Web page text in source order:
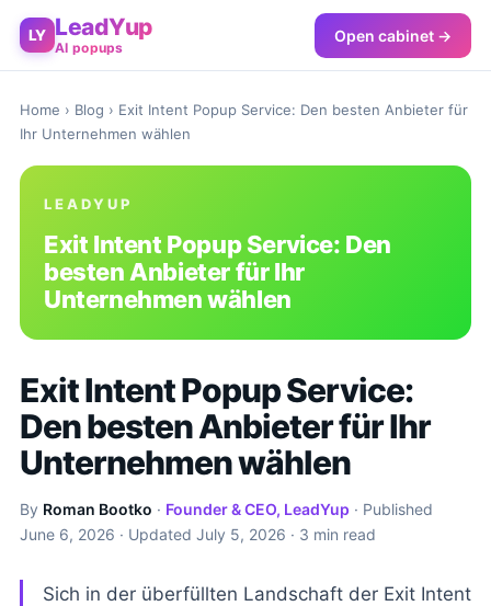
LY LeadYup
AI popups
Open cabinet →
Home › Blog › Exit Intent Popup Service: Den besten Anbieter für
Ihr Unternehmen wählen
LEADYUP
Exit Intent Popup Service: Den
besten Anbieter für Ihr
Unternehmen wählen
Exit Intent Popup Service:
Den besten Anbieter für Ihr
Unternehmen wählen
By Roman Bootko · Founder & CEO, LeadYup · Published
June 6, 2026 · Updated July 5, 2026 · 3 min read
Sich in der überfüllten Landschaft der Exit Intent